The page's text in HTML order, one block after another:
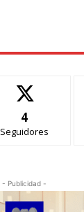
4
Seguidores
- Publicidad -